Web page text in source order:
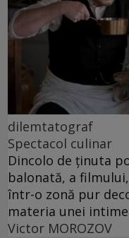
dilemtatograf
Spectacol culinar
Dincolo de ținuta
balonată, a
într-o zonă pur
materia unei
Victor MOROZOV